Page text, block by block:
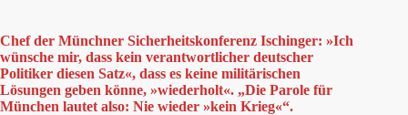
Chef der Münchner Sicherheitskonferenz Ischinger: »Ich
wünsche mir, dass kein verantwortlicher deutscher
Politiker diesen Satz«, dass es keine militärischen
Lösungen geben könne, »wiederholt«. „Die Parole für
München lautet also: Nie wieder »kein Krieg«“.